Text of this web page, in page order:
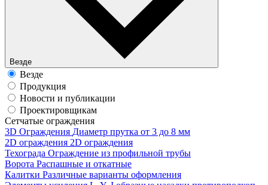
Везде
Везде
Продукция
Новости и публикации
Проектировщикам
Cетчатые ограждения
3D Ограждения Диаметр прутка от 3 до 8 мм
2D ограждения 2D ограждения
Техограда Ограждение из профильной трубы
Ворота Распашные и откатные
Калитки Различные варианты оформления